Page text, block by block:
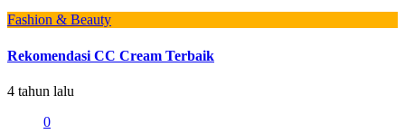
Fashion & Beauty
Rekomendasi CC Cream Terbaik
4 tahun lalu
0